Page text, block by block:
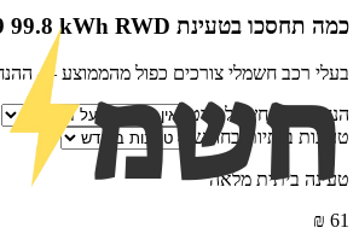
כמה תחסכו בטעינת 99.8 kWh RWD
בעלי רכב חשמלי צורכים כפול מהממוצע —
הנחת ספק חשמל פרטי
טעינות ביתיות בחודש
טעינה ביתית מלאה
61
₪